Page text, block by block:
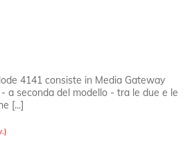
4141 consiste in Media Gateway
a seconda del modello - tra le due e le
[...]